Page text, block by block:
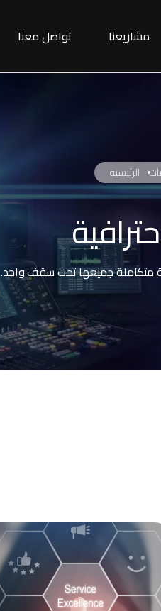
تواصل معنا مشاريعنا
الرئيسية
متكاملة جميعها تحت سقف واحد.